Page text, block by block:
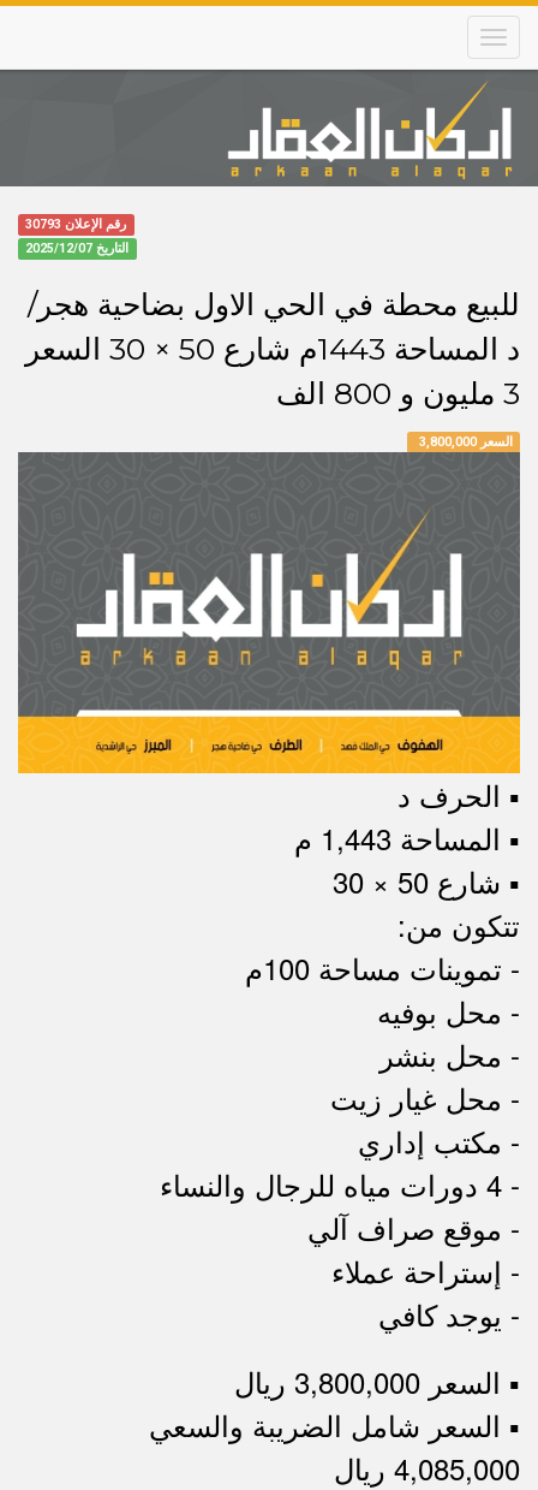
Skip
main
content
Main
navigation
رقم الإعلان 30793
التاريخ 2025/12/07
للبيع محطة في الحي الاول بضاحية هجر/
د المساحة 1443م شارع 50 × 30 السعر
3 مليون و 800 الف
السعر 3,800,000
▪︎ الحرف د
▪︎ المساحة 1,443 م
▪︎ شارع 50 × 30
تتكون من:
- تموينات مساحة 100م
- محل بوفيه
- محل بنشر
- محل غيار زيت
- مكتب إداري
- 4 دورات مياه للرجال والنساء
- موقع صراف آلي
- إستراحة عملاء
- يوجد كافي
▪︎ السعر 3,800,000 ريال
▪︎ السعر شامل الضريبة والسعي
4,085,000 ريال